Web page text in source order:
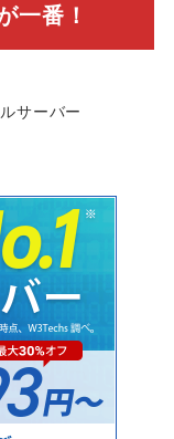
一番！
サーバー